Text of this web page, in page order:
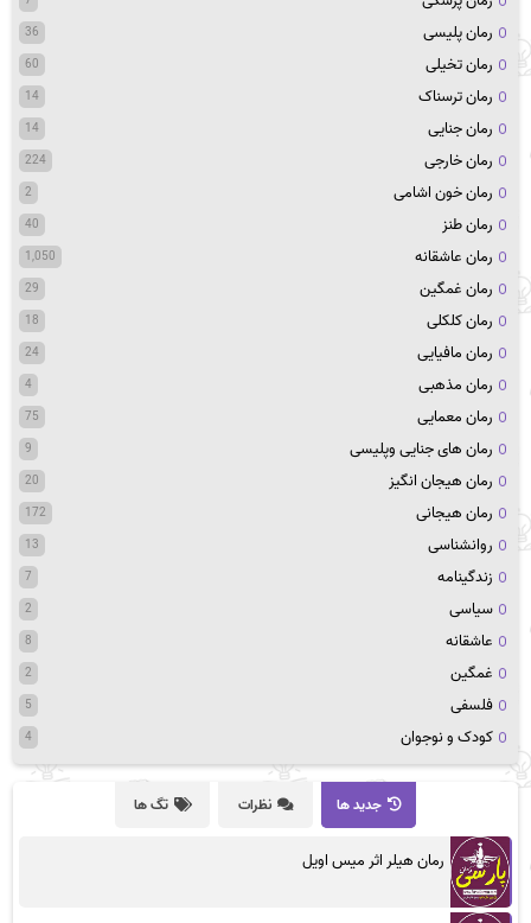
رمان پلیسی 36
رمان تخیلی 60
رمان ترسناک 14
رمان جنایی 14
رمان خارجی 224
رمان خون اشامی 2
رمان طنز 40
رمان عاشقانه 1,050
رمان غمگین 29
رمان کلکلی 18
رمان مافیایی 24
رمان مذهبی 4
رمان معمایی 75
رمان های جنایی وپلیسی 9
رمان هیجان انگیز 20
رمان هیجانی 172
روانشناسی 13
زندگینامه 7
سیاسی 2
عاشقانه 8
غمگین 2
فلسفی 5
کودک و نوجوان 4
جدید ها نظرات تگ ها
رمان هیلر اثر میس اویل